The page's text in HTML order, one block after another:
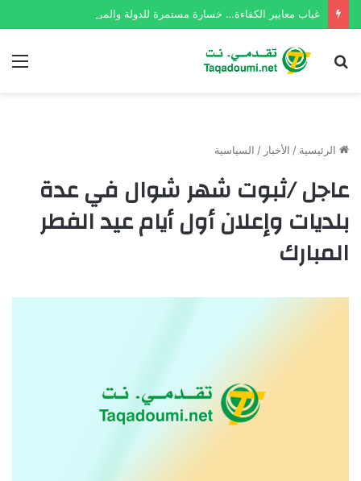
غياب معايير الكفاءة… خسارة مستمرة للدولة والمواطن الموريتاني
بحث
الرئيسية / الأخبار / السياسية
عاجل /ثبوت شهر شوال في عدة
بلديات وإعلان أول أيام عيد الفطر
المبارك